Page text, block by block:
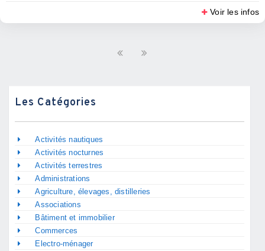
Voir les infos
Les Catégories
Activités nautiques
Activités nocturnes
Activités terrestres
Administrations
Agriculture, élevages, distilleries
Associations
Bâtiment et immobilier
Commerces
Electro-ménager